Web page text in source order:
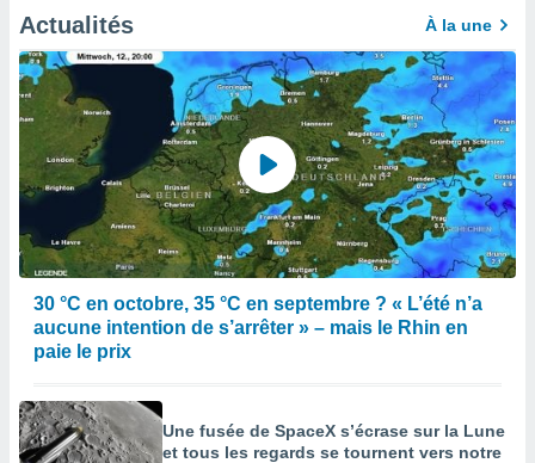
Actualités À la une
30 °C en octobre, 35 °C en septembre ? « L’été n’a
aucune intention de s’arrêter » – mais le Rhin en
paie le prix
Une fusée de SpaceX s’écrase sur la Lune
et tous les regards se tournent vers notre